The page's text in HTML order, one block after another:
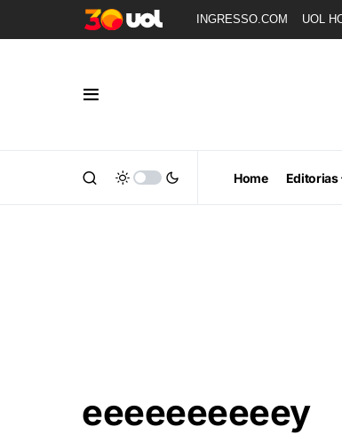
INGRESSO.COM UOL
Home Editorias
eeeeeeeeeey